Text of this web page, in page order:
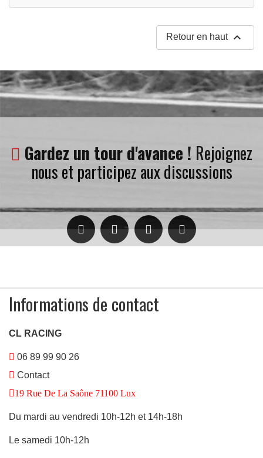
Retour en haut 
Gardez un tour d'avance ! Rejoignez
nous et participez aux discussions
Informations de contact
CL RACING
06 89 99 90 26
Contact
19 Rue De La Saône 71100 Lux
Du mardi au vendredi 10h-12h et 14h-18h
Le samedi 10h-12h